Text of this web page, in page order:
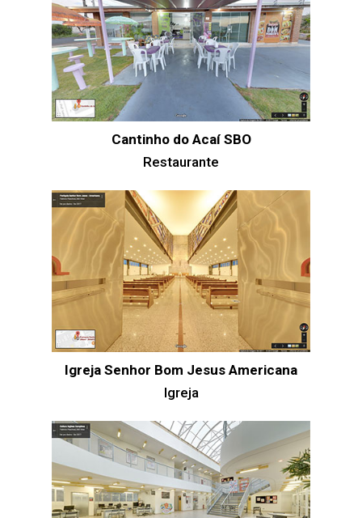
Cantinho do Acaí SBO
Restaurante
Igreja Senhor Bom Jesus Americana
Igreja